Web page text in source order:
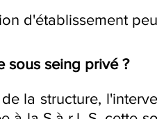
d'établissement
sous seing privé ?
la structure,